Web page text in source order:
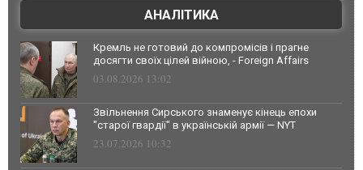
АНАЛІТИКА
Кремль не готовий до компромісів і прагне
досягти своїх цілей війною, - Foreign Affairs
03.08.2026 13:02
Звільнення Сирського знаменує кінець епохи
"старої гвардії" в українській армії — NYT
23.07.2026 10:32